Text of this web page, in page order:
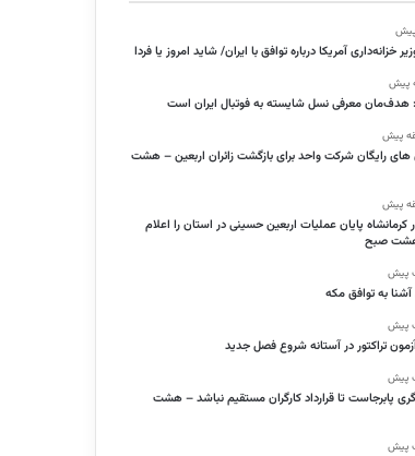
خزانه‌داری آمریکا درباره توافق با ایران/ شاید امروز یا فردا
هدف‌مان معرفی نسل شایسته به فوتبال ایران است
های رایگان شرکت واحد برای بازگشت زائران اربعین – هشت
کرمانشاه پایان عملیات اربعین حسینی در استان را اعلام
صبح
به توافق مکه
تراکتور در آستانه شروع فصل جدید
پابرجاست تا قرارداد کارگران مستقیم نباشد – هشت